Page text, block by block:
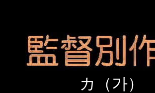
カ（가）